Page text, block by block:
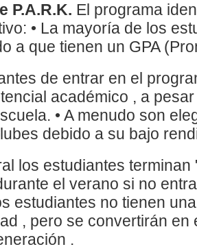
P.A.R.K. El programa
• La mayoría de los
a que tienen un GPA
de entrar en el
académico , a
• A menudo son
debido a su bajo
los estudiantes
el verano si no
estudiantes no tienen
, pero se convertirán
.